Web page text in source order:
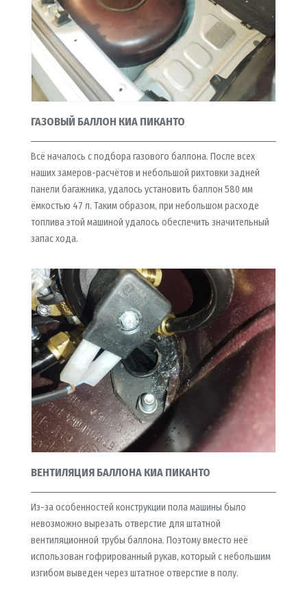
ГАЗОВЫЙ БАЛЛОН КИА ПИКАНТО
Всё началось с подбора газового баллона. После всех
наших замеров-расчётов и небольшой рихтовки задней
панели багажника, удалось установить баллон 580 мм
ёмкостью 47 л. Таким образом, при небольшом расходе
топлива этой машиной удалось обеспечить значительный
запас хода.
ВЕНТИЛЯЦИЯ БАЛЛОНА КИА ПИКАНТО
Из-за особенностей конструкции пола машины было
невозможно вырезать отверстие для штатной
вентиляционной трубы баллона. Поэтому вместо неё
использован гофрированный рукав, который с небольшим
изгибом выведен через штатное отверстие в полу.